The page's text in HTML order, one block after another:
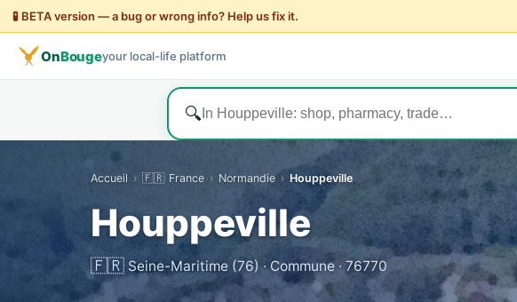
🧪 BETA version — a bug or wrong info? Help us fix it.
OnBougeyour local-life platform
🔍
Accueil › 🇫🇷 France › Normandie › Houppeville
Houppeville
🇫🇷 Seine-Maritime (76) · Commune · 76770